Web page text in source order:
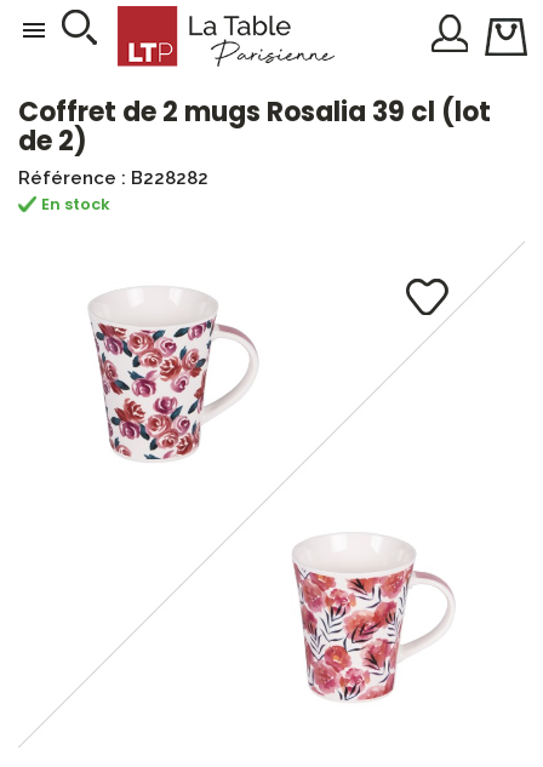

Coffret de 2 mugs Rosalia 39 cl (lot
de 2)
Référence : B228282
En stock